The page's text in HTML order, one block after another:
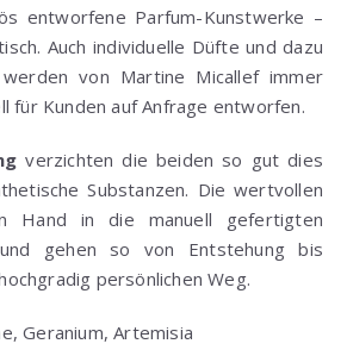
entworfene Parfum-Kunstwerke –
Auch individuelle Düfte und dazu
von Martine Micallef immer
für Kunden auf Anfrage entworfen.
verzichten die beiden so gut dies
Substanzen. Die wertvollen
Hand in die manuell gefertigten
gehen so von Entstehung bis
persönlichen Weg.
Geranium, Artemisia